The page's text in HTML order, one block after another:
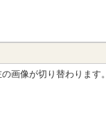
画像が切り替わります。